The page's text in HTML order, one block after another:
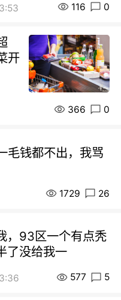
116 0
开
366 0
毛钱都不出，我骂
1729 26
，93区一个有点秃
了没给我一
577 5